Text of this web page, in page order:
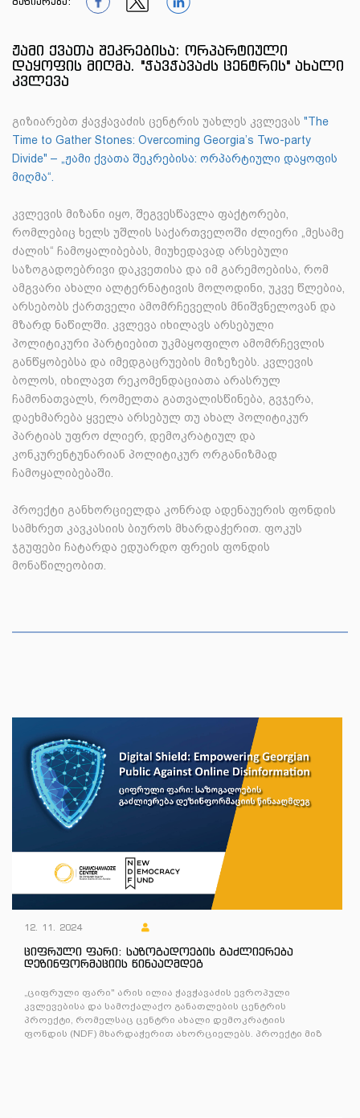
ჟამი ქვათა შეკრებისა: ორპარტიული
დაყოფის მიღმა. "ჭავჭავაძს ცენტრის" ახალი
კვლევა
გიზიარებთ ჭავჭავაძის ცენტრის უახლეს კვლევას "The
Time to Gather Stones: Overcoming Georgia’s Two-party
Divide" – „ჟამი ქვათა შეკრებისა: ორპარტიული დაყოფის
მიღმა“.
კვლევის მიზანი იყო, შეგვესწავლა ფაქტორები,
რომლებიც ხელს უშლის საქართველოში ძლიერი „მესამე
ძალის“ ჩამოყალიბებას, მიუხედავად არსებული
საზოგადოებრივი დაკვეთისა და იმ გარემოებისა, რომ
ამგვარი ახალი ალტერნატივის მოლოდინი, უკვე წლებია,
არსებობს ქართველი ამომრჩეველის მნიშვნელოვან და
მზარდ ნაწილში. კვლევა იხილავს არსებული
პოლიტიკური პარტიებით უკმაყოფილო ამომრჩევლის
განწყობებსა და იმედგაცრუების მიზეზებს. კვლევის
ბოლოს, იხილავთ რეკომენდაციათა არასრულ
ჩამონათვალს, რომელთა გათვალისწინება, გვჯერა,
დაეხმარება ყველა არსებულ თუ ახალ პოლიტიკურ
პარტიას უფრო ძლიერ, დემოკრატიულ და
კონკურენტუნარიან პოლიტიკურ ორგანიზმად
ჩამოყალიბებაში.
პროექტი განხორციელდა კონრად ადენაუერის ფონდის
სამხრეთ კავკასიის ბიუროს მხარდაჭერით. ფოკუს
ჯგუფები ჩატარდა ედუარდო ფრეის ფონდის
მონაწილეობით.
12. 11. 2024
ციფრული ფარი: საზოგადოების გაძლიერება
დეზინფორმაციის წინააღმდეგ
„ციფრული ფარი" არის ილია ჭავჭავაძის ევროპული
კვლევებისა და სამოქალაქო განათლების ცენტრის
პროექტი, რომელსაც ცენტრი ახალი დემოკრატიის
ფონდის (NDF) მხარდაჭერით ახორციელებს. პროექტი მიზ